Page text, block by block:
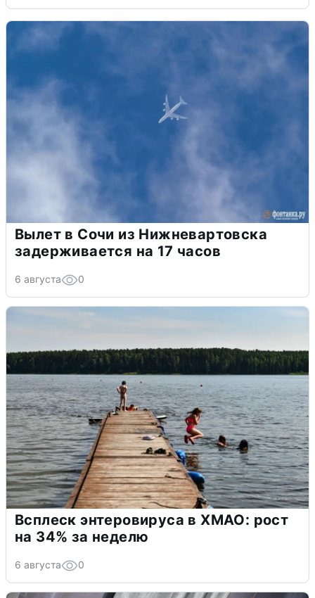
Вылет в Сочи из Нижневартовска
задерживается на 17 часов
6 августа 0
Всплеск энтеровируса в ХМАО: рост
на 34% за неделю
6 августа 0